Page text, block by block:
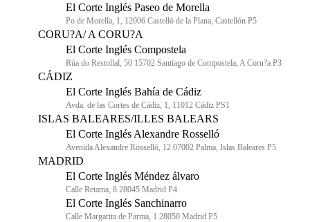
El Corte Inglés Paseo de Morella
Po de Morella, 1, 12006 Castelló de la Plana, Castellón P5
CORU?A/ A CORU?A
El Corte Inglés Compostela
Rúa do Restollal, 50 15702 Santiago de Compostela, A Coru?a P3
CÁDIZ
El Corte Inglés Bahía de Cádiz
Avda. de las Cortes de Cádiz, 1, 11012 Cádiz PS1
ISLAS BALEARES/ILLES BALEARS
El Corte Inglés Alexandre Rosselló
Avenida Alexandre Rosselló, 12 07002 Palma, Islas Baleares P5
MADRID
El Corte Inglés Méndez álvaro
Calle Retama, 8 28045 Madrid P4
El Corte Inglés Sanchinarro
Calle Margarita de Parma, 1 28050 Madrid P5